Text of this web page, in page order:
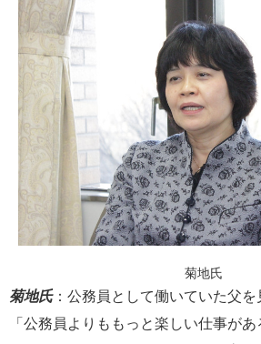
菊地氏
菊地氏：公務員として働いていた父を
「公務員よりももっと楽しい仕事が